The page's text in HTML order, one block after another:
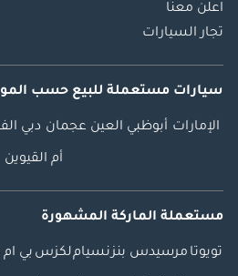
اعلن معنا
تجار السيارات
سيارات مستعملة للبيع حسب
الإمارات أبوظبي العين عجمان دبي
أم القيوين
مستعملة الماركة المشهورة
تويوتا مرسيدس بنزنسياملكزس بي ام